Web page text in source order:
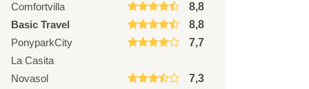
Comfortvilla
8,8
Basic Travel
8,8
PonyparkCity
7,7
La Casita
Novasol
7,3